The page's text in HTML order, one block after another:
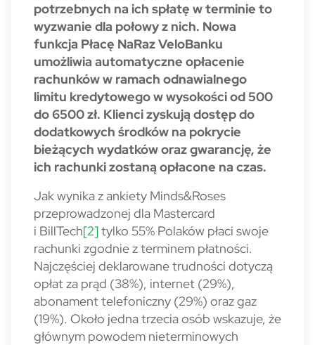
potrzebnych na ich spłatę w terminie to
wyzwanie dla połowy z nich. Nowa
funkcja Płacę NaRaz VeloBanku
umożliwia automatyczne opłacenie
rachunków w ramach odnawialnego
limitu kredytowego w wysokości od 500
do 6500 zł. Klienci zyskują dostęp do
dodatkowych środków na pokrycie
bieżących wydatków oraz gwarancję, że
ich rachunki zostaną opłacone na czas.
Jak wynika z ankiety Minds&Roses
przeprowadzonej dla Mastercard
i BillTech[2]tylko 55% Polaków płaci swoje
rachunki zgodnie z terminem płatności.
Najczęściej deklarowane trudności dotyczą
opłat za prąd (38%), internet (29%),
abonament telefoniczny (29%) oraz gaz
(19%). Około jedna trzecia osób wskazuje, że
głównym powodem nieterminowych